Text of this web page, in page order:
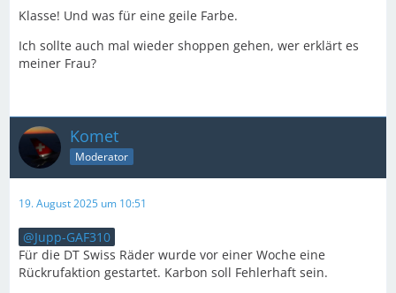
Klasse! Und was für eine geile Farbe.
Ich sollte auch mal wieder shoppen gehen, wer erklärt es
meiner Frau?
Komet
Moderator
19. August 2025 um 10:51
Jupp-GAF310
Für die DT Swiss Räder wurde vor einer Woche eine
Rückrufaktion gestartet. Karbon soll Fehlerhaft sein.